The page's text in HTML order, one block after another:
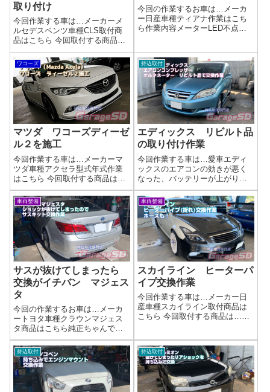
取り付け
今回作業する車は…メーカーメ
ルセデスベンツ車種CLS取付商
品はこちら 今回取付する商品
は…オイル交換のついでに汎用
のナンバーステー取り付けです
Amazonで探せば、いっぱい出て
きますよ～評価を参考にサビが
出ないやつをゲットできるとい
いですね...
今回の作業するお車は…メーカ
ー日産車種ティアナ作業はこち
ら作業内容メーターLED不点灯
ち換え修理がきますので、部品
がもう出ないのかもしれません
ね( 一一)走行距離もそのままで
バッチリ...
ワコーズ
マツダ ワコーズディーゼ
ル２を施工
今回作業する車は…メーカーマ
ツダ車種アクセラ型式年式作業
はこちら 今回取付する商品は…
wako's ディーゼル2施工ワコーズ
製品 Diesel‐2を施工しました
(^_-)-☆ディーゼルツー D-2ＰＭ
燃焼改善＜黒煙除去装置ＤＰＦ
用洗浄・分散...
持込取付
エディックス リビルト品
の取り付け作業
今回作業する車は…愛車エディ
ックスのエアコンの効きが悪く
なった、バッテリーが上がりや
すいと感じていませんか？ 修理
費用を抑えたいなら、リビルト
パーツがおすすめです。 新品同
等の性能でありながら、環境に
も優しいリビルトパーツの魅力
をご紹介しま...
車両整備
サスが抜けてしまったら
交換がイチバン マジェス
タ
今回の作業するお車は…メーカ
ートヨタ車種クラウンマジェス
タ商品はこちら純正ちゃんで
す。オークションなどに新車外
しのサスキットなんてのも出品
されてる事がありますよ！探し
てみてください！ネットで買っ
た車高調、持ち込み取り付け
OK！理想の足回りを...
車両整備
スカイライン ヒーターパ
イプ交換作業
今回作業する車は…メーカー日
産車種スカイライン取付商品は
こちら 今回取付する商品は…ヒ
てしまったので、新品に交換で
す！作業完了修理もガレージＳ
Ｄにお任せください(^^)/作業時間
(目安...
持込取付 持込取付